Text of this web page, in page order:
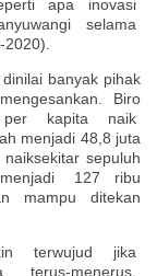
apa inovasi
selama
2020).
banyak pihak
Biro
per kapita naik
48,8 juta
sepuluh
127 ribu
mampu ditekan
terwujud jika
menerus,